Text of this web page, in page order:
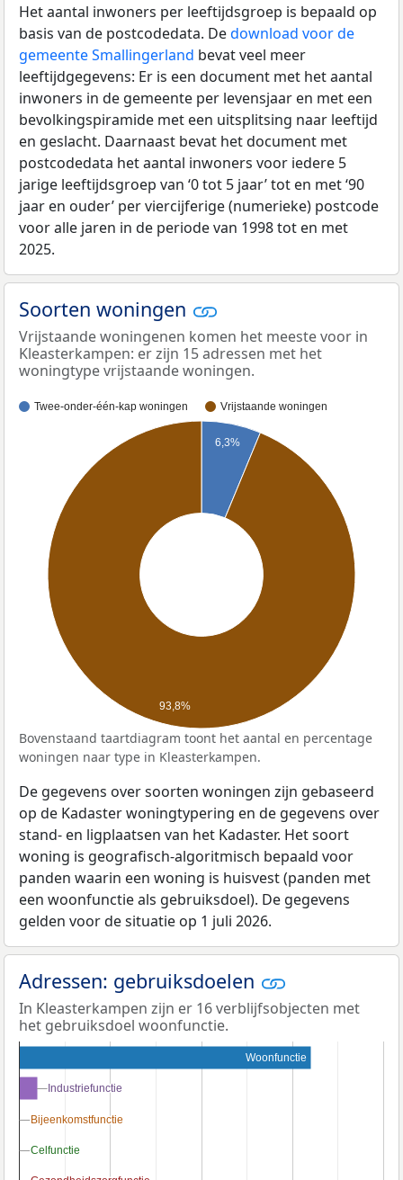
Het aantal inwoners per leeftijdsgroep is bepaald op
basis van de postcodedata. Dedownload voor de
gemeente Smallingerland bevat veel meer
leeftijdgegevens: Er is een document met het aantal
inwoners in de gemeente per levensjaar en met een
bevolkingspiramide met een uitsplitsing naar leeftijd
en geslacht. Daarnaast bevat het document met
postcodedata het aantal inwoners voor iedere 5
jarige leeftijdsgroep van ‘0 tot 5 jaar’ tot en met ‘90
jaar en ouder’ per viercijferige (numerieke) postcode
voor alle jaren in de periode van 1998 tot en met
2025.
Soorten woningen
Vrijstaande woningenen komen het meeste voor in
Kleasterkampen: er zijn 15 adressen met het
woningtype vrijstaande woningen.
Twee-onder-één-kap woningen Vrijstaande woningen
6,3%
93,8%
Bovenstaand taartdiagram toont het aantal en percentage
woningen naar type in Kleasterkampen.
De gegevens over soorten woningen zijn gebaseerd
op de Kadaster woningtypering en de gegevens over
stand- en ligplaatsen van het Kadaster. Het soort
woning is geografisch-algoritmisch bepaald voor
panden waarin een woning is huisvest (panden met
een woonfunctie als gebruiksdoel). De gegevens
gelden voor de situatie op 1 juli 2026.
Adressen: gebruiksdoelen
In Kleasterkampen zijn er 16 verblijfsobjecten met
het gebruiksdoel woonfunctie.
Woonfunctie
Industriefunctie
Industriefunctie
Bijeenkomstfunctie
Bijeenkomstfunctie
Celfunctie
Celfunctie